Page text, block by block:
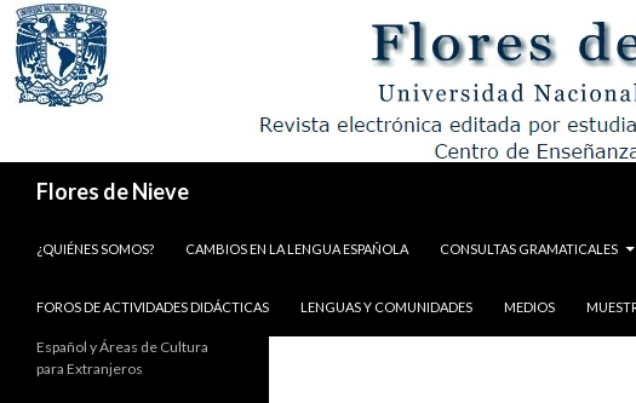
Flores de Nieve
¿QUIÉNES SOMOS?
CAMBIOS EN LA LENGUA ESPAÑOLA CONSULTAS GRAMATICALES
FOROS DE ACTIVIDADES DIDÁCTICAS LENGUAS Y COMUNIDADES MEDIOS
Español y Áreas de Cultura
para Extranjeros